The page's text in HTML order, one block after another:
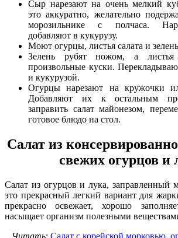
Сыр нарезают на очень мелкий
это аккуратно, желательно
морозильнике с полчаса.
добавляют в кукурузу.
Моют огурцы, листья салата и
Зелень рубят ножом, а
произвольные куски.
и кукурузой.
Огурцы нарезают на кружочки
Добавляют их к остальным
заправить салат майонезом,
готовое блюдо на стол.
Салат из
свежих огурцов и
Салат из огурцов и лука, заправленный
это прекрасный легкий вариант для
прекрасно освежает, хорошо
насыщает организм полезными